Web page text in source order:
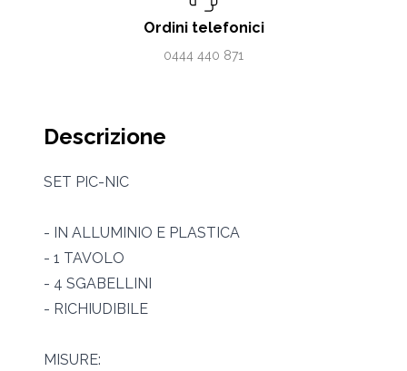
Ordini telefonici
0444 440 871
Descrizione
SET PIC-NIC
- IN ALLUMINIO E PLASTICA
- 1 TAVOLO
- 4 SGABELLINI
- RICHIUDIBILE
MISURE: